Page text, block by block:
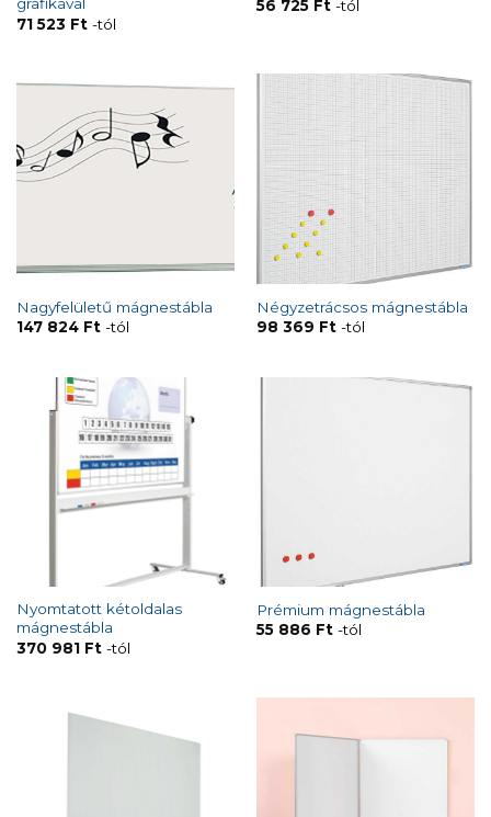
grafikával
71 523 Ft-tól
56 725 Ft-tól
Nagyfelületű mágnestábla
147 824 Ft-tól
Négyzetrácsos mágnestábla
98 369 Ft-tól
Nyomtatott kétoldalas
mágnestábla
370 981 Ft-tól
Prémium mágnestábla
55 886 Ft-tól